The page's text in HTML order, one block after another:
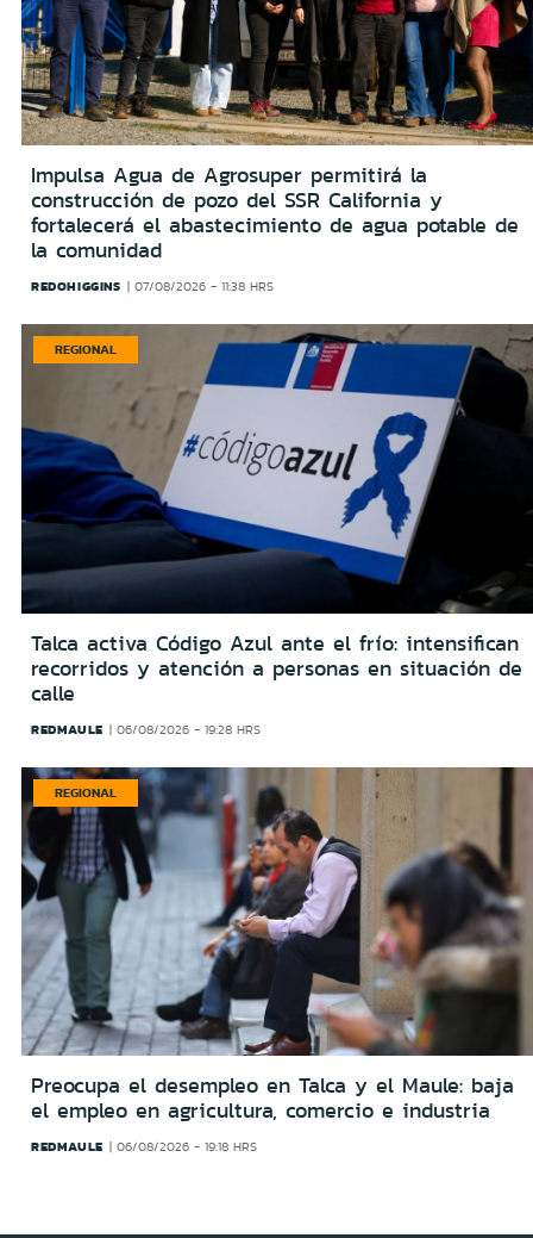
Impulsa Agua de Agrosuper permitirá la
construcción de pozo del SSR California y
fortalecerá el abastecimiento de agua potable de
la comunidad
REDOHIGGINS 07/08/2026 - 11:38 HRS
REGIONAL
Talca activa Código Azul ante el frío: intensifican
recorridos y atención a personas en situación de
calle
REDMAULE 06/08/2026 - 19:28 HRS
REGIONAL
Preocupa el desempleo en Talca y el Maule: baja
el empleo en agricultura, comercio e industria
REDMAULE 06/08/2026 - 19:18 HRS